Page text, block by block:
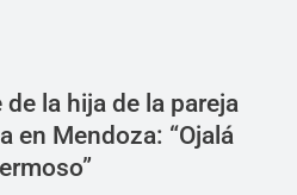
la hija de la pareja
en Mendoza: “Ojalá